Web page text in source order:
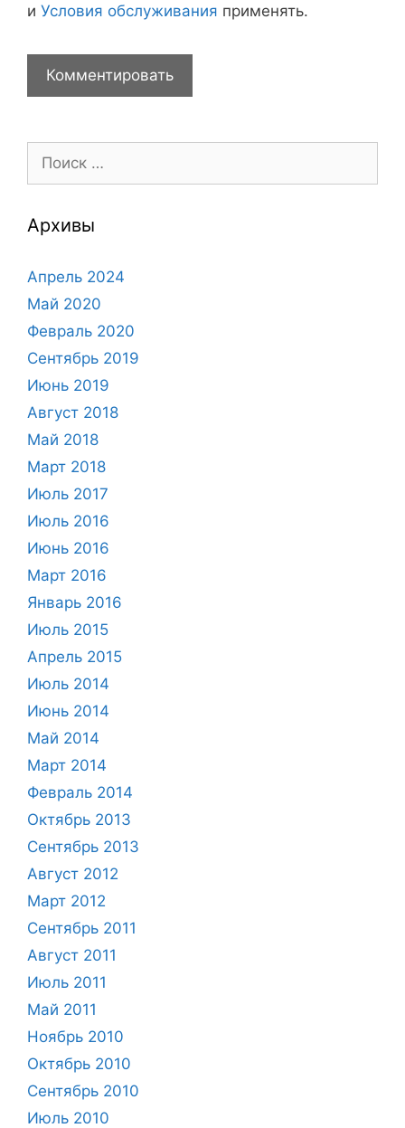
и Условия обслуживания применять.
Архивы
Апрель 2024
Май 2020
Февраль 2020
Сентябрь 2019
Июнь 2019
Август 2018
Май 2018
Март 2018
Июль 2017
Июль 2016
Июнь 2016
Март 2016
Январь 2016
Июль 2015
Апрель 2015
Июль 2014
Июнь 2014
Май 2014
Март 2014
Февраль 2014
Октябрь 2013
Сентябрь 2013
Август 2012
Март 2012
Сентябрь 2011
Август 2011
Июль 2011
Май 2011
Ноябрь 2010
Октябрь 2010
Сентябрь 2010
Июль 2010